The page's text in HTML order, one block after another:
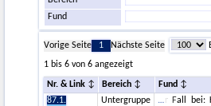
Fund
Vorige Seite 1 Nächste Seite
1 bis 6 von 6 angezeigt
Nr. & Link Bereich
Fund
87.1.
Untergruppe
r Fall bei: